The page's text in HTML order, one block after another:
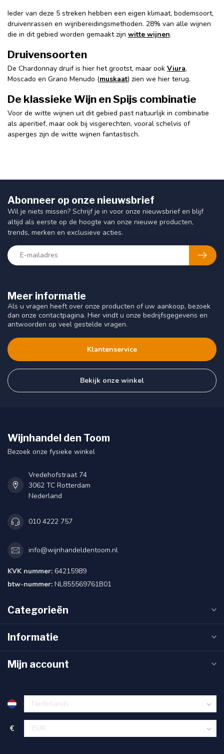
Ieder van deze 5 streken hebben een eigen klimaat, bodemsoort,
druivenrassen en wijnbereidingsmethoden. 28% van alle wijnen
die in dit gebied worden gemaakt zijn witte wijnen.
Druivensoorten
De Chardonnay druif is hier het grootst, maar ook Viura,
Moscado en Grano Menudo (muskaat) zien we hier terug.
De klassieke Wijn en Spijs combinatie
Voor de witte wijnen uit dit gebied past natuurlijk in combinatie
als aperitief, maar ook bij visgerechten, vooral schelvis of
asperges zijn de witte wijnen fantastisch.
Meer informatie
Als u vragen heeft over onze producten of uw aankoop, bezoek
dan onze contactpagina. Hier vindt u onze bedrijfsgegevens en
antwoorden op veel gestelde vragen.
Klantenservice
Bekijk onze winkel
Abonneer op onze nieuwsbrief
Wil je niets missen? Schrijf je in voor onze nieuwsbrief en blijf
altijd als eerste op de hoogte van onze nieuwe producten,
trends, merken en exclusieve acties.
Wijnhandel den Toom
Bezoek onze fysieke winkel
Vredehofstraat 74
3062 TC Rotterdam
Nederland
010 4222 757
info@wijnhandeldentoom.nl
KVK nummer: 64215989
btw-nummer: NL855569761B01
Categorieën
Informatie
Mijn account
€